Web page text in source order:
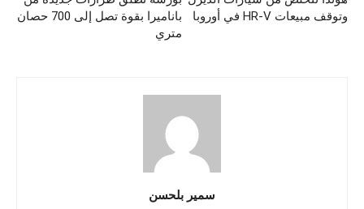
باناميرا بقوة تصل إلى ‎700 حصان
متري
وتوقف مبيعات HR-V في أوروبا
سمير بلحسن